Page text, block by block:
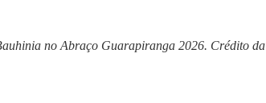
no Abraço Guarapiranga 2026. Crédito da